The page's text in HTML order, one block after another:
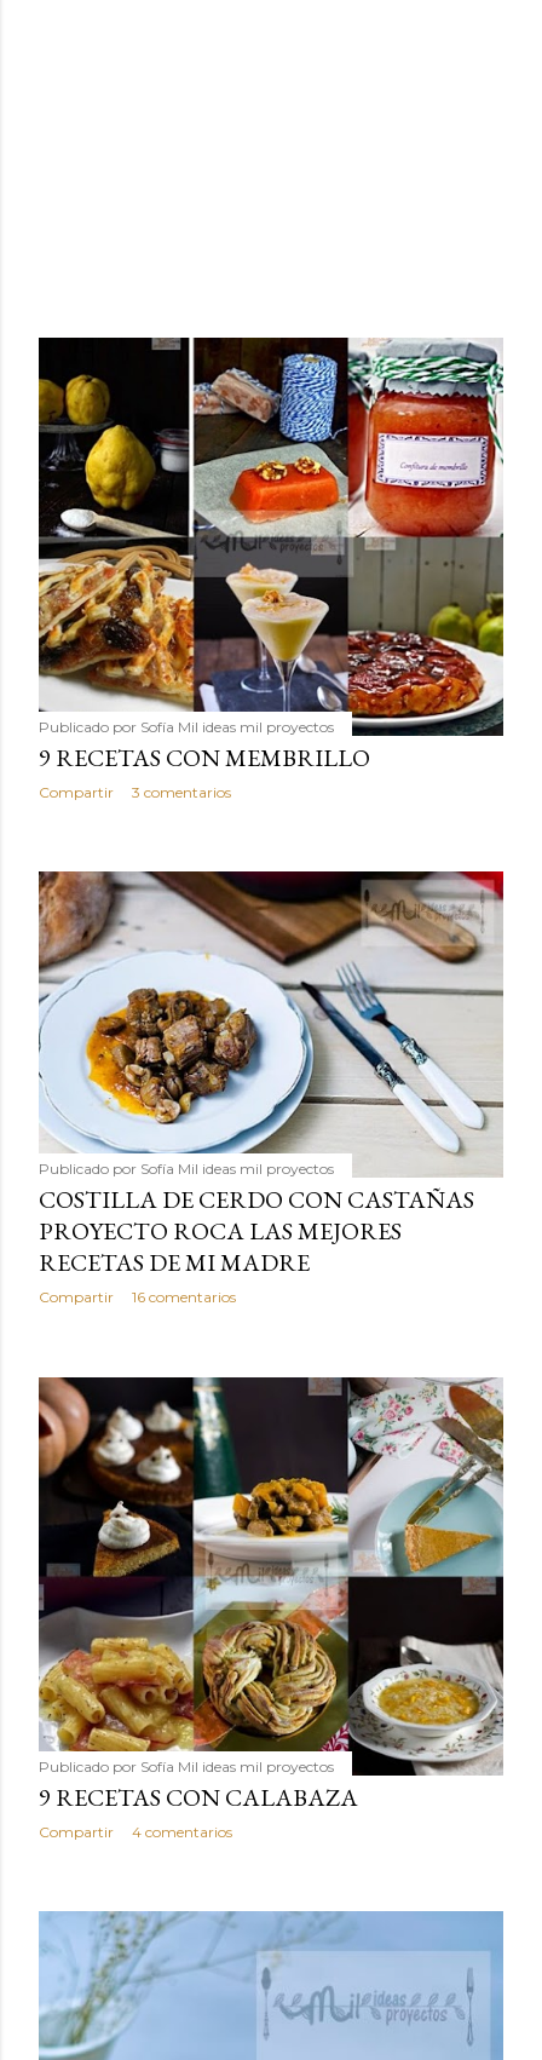
Publicado por Sofía Mil ideas mil proyectos
9 RECETAS CON MEMBRILLO
Compartir 3 comentarios
Publicado por Sofía Mil ideas mil proyectos
COSTILLA DE CERDO CON CASTAÑAS
PROYECTO ROCA LAS MEJORES
RECETAS DE MI MADRE
Compartir 16 comentarios
Publicado por Sofía Mil ideas mil proyectos
9 RECETAS CON CALABAZA
Compartir 4 comentarios